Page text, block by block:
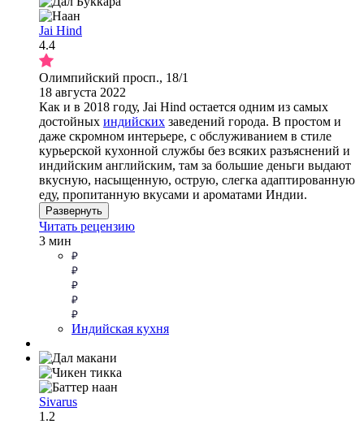
Jai Hind
4.4
Олимпийский просп., 18/1
18 августа 2022
Как и в 2018 году, Jai Hind остается одним из самых
достойных индийских заведений города. В простом и
даже скромном интерьере, с обслуживанием в стиле
курьерской кухонной службы без всяких разъяснений и
индийским английским, там за большие деньги выдают
вкусную, насыщенную, острую, слегка адаптированную
еду, пропитанную вкусами и ароматами Индии.
Развернуть
Читать рецензию
3 мин
Индийская кухня
Sivarus
1.2